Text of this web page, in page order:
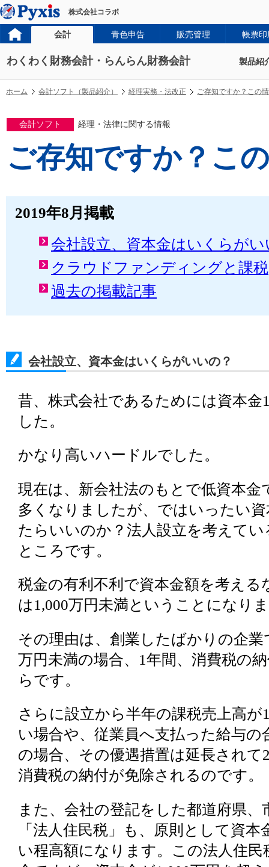
株式会社コラボ
会計 青色申告 販売管理 帳票印
わくわく財務会計・らんらん財務会計 製品紹
ホーム 会計ソフト（製品紹介） 経理実務・法改正 ご存知ですか？この
会計ソフト 経理・法律に関する情報
ご存知ですか？こ
2019年8月掲載
会社設立、資本金はいくらが
クラウドファンディングと課税
過去の掲載記事
会社設立、資本金はいくらがいいの？
昔、株式会社であるためには資本金
した。
かなり高いハードルでした。
現在は、新会社法のもとで低資本金
多くなりましたが、ではいったい
たらいいのか？法人設立を考えて
ところです。
税金の有利不利で資本金額を考える
は1,000万円未満ということになり
その理由は、創業したばかりの企業
万円未満の場合、1年間、消費税の
らです。
さらに設立から半年の課税売上高が
い場合や、従業員へ支払った給与の
の場合、その優遇措置は延長されて
消費税の納付が免除されるのです。
また、会社の登記をした都道府県、
「法人住民税」も、原則として資
い程高額になります。この法人住